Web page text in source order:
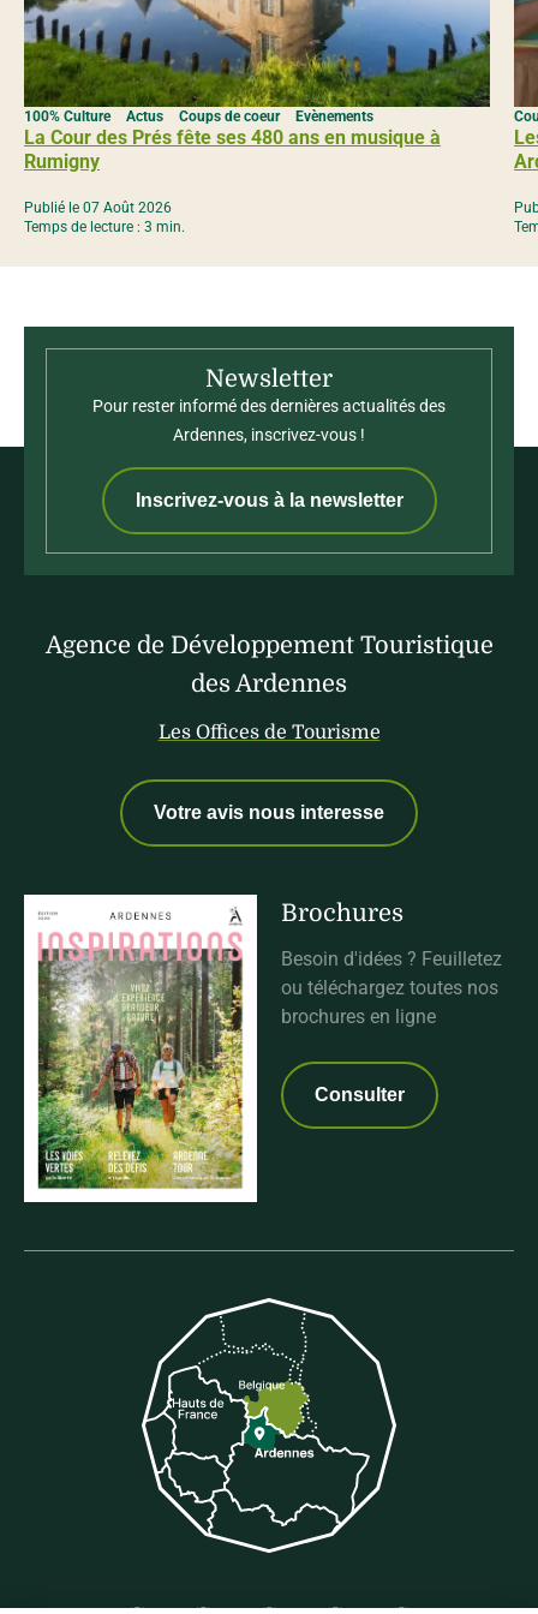
La Cour des Prés fête ses 480 ans en musique à
Rumigny
100% Culture Actus Coups de coeur Evènements
Publié le 07 Août 2026
Temps de lecture : 3 min.
Newsletter
Pour rester informé des dernières actualités des
Ardennes, inscrivez-vous !
Inscrivez-vous à la newsletter
Agence de Développement Touristique
des Ardennes
Les Offices de Tourisme
Votre avis nous interesse
Brochures
Besoin d'idées ? Feuilletez
ou téléchargez toutes nos
brochures en ligne
Consulter